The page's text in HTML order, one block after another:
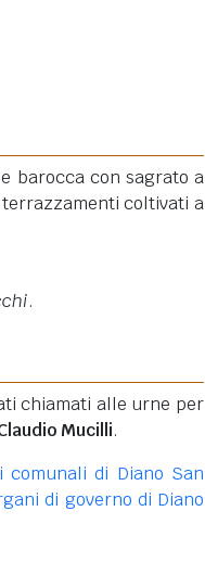
barocca con sagrato a
coltivati a
.
chiamati alle urne per
Mucilli.
di Diano San
di governo di Diano